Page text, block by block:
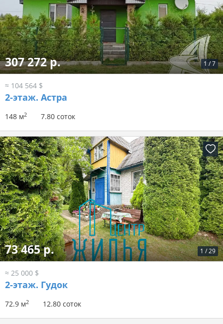
1 /7
307 272 р.
≈ 104 564 $
2-этаж. Астра
148 м2 7.80 соток
1 /29
73 465 р.
≈ 25 000 $
2-этаж. Гудок
72.9 м2 12.80 соток